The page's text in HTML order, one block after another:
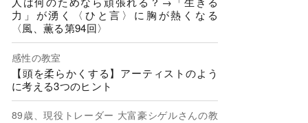
力」が湧く〈ひと言〉に胸が熱くなる
〈風、薫る第94回〉
感性の教室
【頭を柔らかくする】アーティストのよう
に考える3つのヒント
89歳、現役トレーダー 大富豪シゲルさんの教